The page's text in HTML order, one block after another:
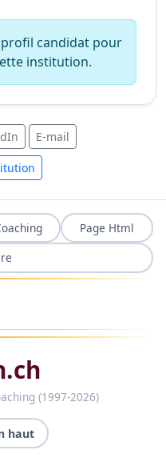
candidat pour
institution.
E-mail
Page Html
(1997-2026)
haut